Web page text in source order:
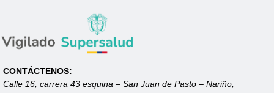
CONTÁCTENOS:
Calle 16, carrera 43 esquina – San Juan de Pasto – Nariño,